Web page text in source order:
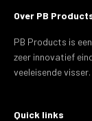
Over PB
PB Products is
zeer innovatief
veeleisende visser.
Quick links